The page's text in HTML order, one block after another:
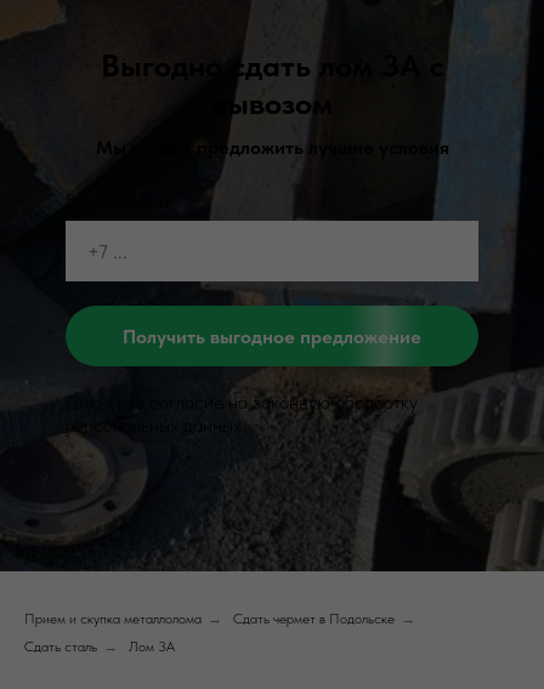
Выгодно сдать лом 3А с
вывозом
Мы готовы предложить лучшие условия
Получить выгодное предложение
Даю своё согласие на законную обработку
персональных данных
Прием и скупка металлолома → Сдать чермет в Подольске →
Сдать сталь → Лом 3А